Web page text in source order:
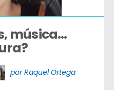
música…
por Raquel Ortega